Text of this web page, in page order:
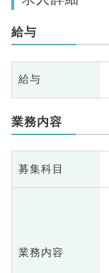
給与
給与
業務内容
募集科目
業務内容